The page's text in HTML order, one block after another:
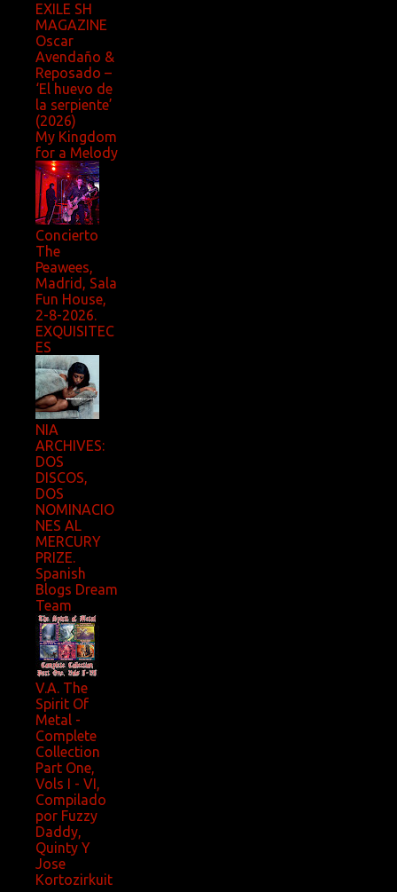
EXILE SH
MAGAZINE
Oscar
Avendaño &
Reposado –
‘El huevo de
la serpiente’
(2026)
My Kingdom
for a Melody
Concierto
The
Peawees,
Madrid, Sala
Fun House,
2-8-2026.
EXQUISITEC
ES
NIA
ARCHIVES:
DOS
DISCOS,
DOS
NOMINACIO
NES AL
MERCURY
PRIZE.
Spanish
Blogs Dream
Team
V.A. The
Spirit Of
Metal -
Complete
Collection
Part One,
Vols I - VI,
Compilado
por Fuzzy
Daddy,
Quinty Y
Jose
Kortozirkuit